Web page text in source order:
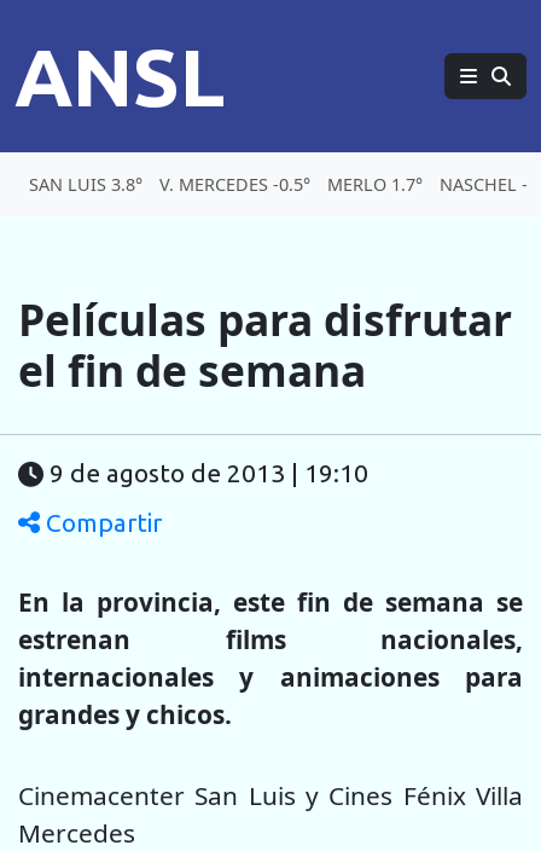
ANSL
SAN LUIS 3.8° V. MERCEDES -0.5° MERLO 1.7° NASCHEL -
Películas para disfrutar
el fin de semana
9 de agosto de 2013 | 19:10
Compartir
En la provincia, este fin de semana se
estrenan films nacionales,
internacionales y animaciones para
grandes y chicos.
Cinemacenter San Luis y Cines Fénix Villa
Mercedes